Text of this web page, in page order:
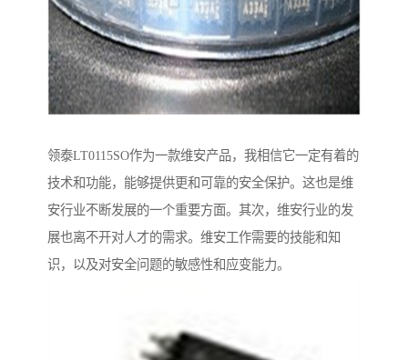
领泰LT0115SO作为一款维安产品，我相信它一定有着的
技术和功能，能够提供更和可靠的安全保护。这也是维
安行业不断发展的一个重要方面。其次，维安行业的发
展也离不开对人才的需求。维安工作需要的技能和知
识，以及对安全问题的敏感性和应变能力。